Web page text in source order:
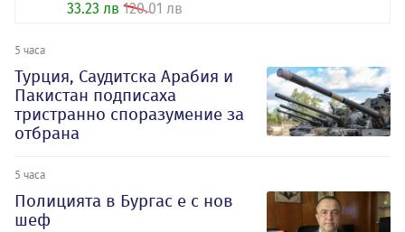
33.23 лв 120.01 лв
5 часа
Турция, Саудитска Арабия и
Пакистан подписаха
тристранно споразумение за
отбрана
5 часа
Полицията в Бургас е с нов
шеф